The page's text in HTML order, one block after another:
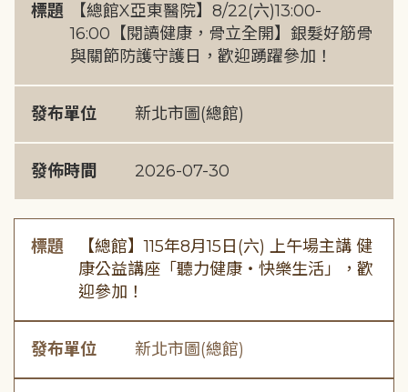
標題
【總館X亞東醫院】8/22(六)13:00-
16:00【閱讀健康，骨立全開】銀髮好筋骨
與關節防護守護日，歡迎踴躍參加！
發布單位 新北市圖(總館)
發佈時間 2026-07-30
標題
【總館】115年8月15日(六) 上午場主講 健
康公益講座「聽力健康・快樂生活」，歡
迎參加！
發布單位 新北市圖(總館)